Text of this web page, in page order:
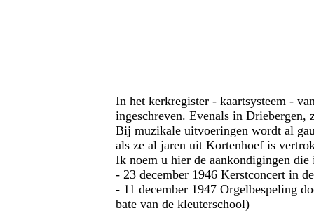
In het kerkregister - kaartsysteem -
ingeschreven. Evenals in Driebergen,
Bij muzikale uitvoeringen wordt al
als ze al jaren uit Kortenhoef is
Ik noem u hier de aankondigingen
- 23 december 1946 Kerstconcert in
- 11 december 1947 Orgelbespeling
bate van de kleuterschool)